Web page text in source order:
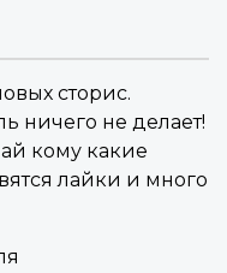
сторис.
ничего не делает!
кому какие
лайки и много